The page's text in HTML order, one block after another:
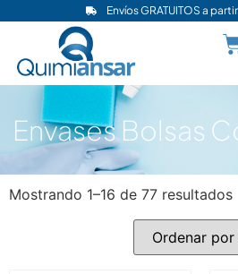
Envíos GRATUITOS a
Envases Bolsas
Mostrando 1–16 de 77 resultados